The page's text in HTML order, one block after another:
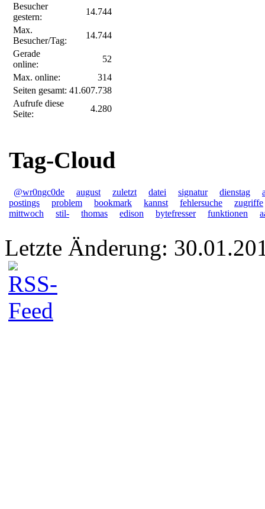
Besucher
gestern:
14.744
Max.
Besucher/Tag:
14.744
Gerade
online:
52
Max. online:
314
Seiten gesamt: 41.607.738
Aufrufe diese
Seite:
4.280
Tag-Cloud
@wr0ngc0de august zuletzt datei signatur dienstag
postings
problem bookmark kannst fehlersuche
zugriffe
mittwoch
stil- thomas edison bytefresser funktionen
Letzte Änderung: